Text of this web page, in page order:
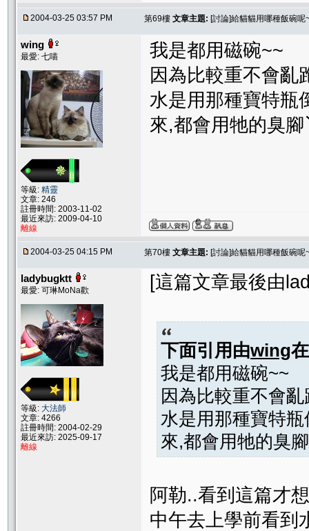
2004-03-25 03:57 PM 第69樓 文章主題: [討論]給貓貓用哪種飯碗呢
wing
最愛: 七喵
等級: 精靈
文章: 246
註冊時間: 2003-11-02
最近來訪: 2009-04-10
離線
我是都用磁碗~~
因為比較重不會亂
水是用那種寶特瓶
來,都會用牠的臭
2004-03-25 04:15 PM 第70樓 文章主題: [討論]給貓貓用哪種飯碗呢
ladybugktt
最愛: 可琳MoNa歡
等級: 大法師
文章: 4266
註冊時間: 2004-02-29
最近來訪: 2025-09-17
離線
[這篇文章最後由
下面引用由wing
我是都用磁碗~~
因為比較重不會亂
水是用那種寶特
來,都會用牠的臭
阿勒..看到這篇才
中午去上學前看到